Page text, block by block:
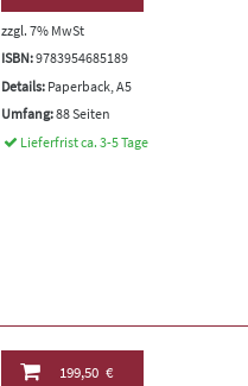
zzgl. 7% MwSt
ISBN:9783954685189
Details: Paperback, A5
Umfang:88 Seiten
Lieferfrist ca. 3-5 Tage
199,50 €